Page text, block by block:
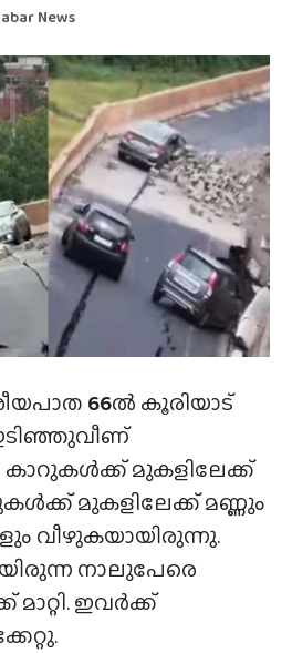
News
66ൽ കൂരിയാട്
കാറുകൾക്ക് മുകളിലേക്ക്
മുകളിലേക്ക് മണ്ണും
വീഴുകയായിരുന്നു.
നാലുപേരെ
ഇവർക്ക്